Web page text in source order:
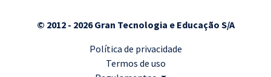
© 2012 - 2026 Gran Tecnologia e Educação S/A
Política de privacidade
Termos de uso